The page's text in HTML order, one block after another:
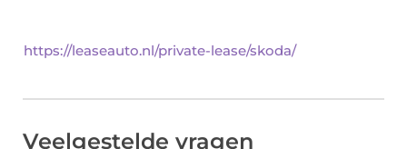
https://leaseauto.nl/private-lease/skoda/
Veelgestelde vragen